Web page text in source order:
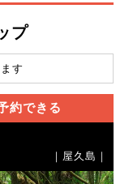
プ
す
約できる
｜屋久島｜